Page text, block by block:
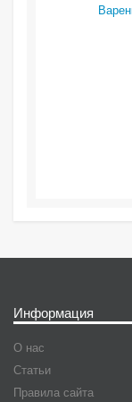
Информация
О нас
Статьи
Правила сайта